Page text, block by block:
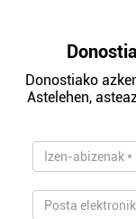
Donostiako
Astelehen,